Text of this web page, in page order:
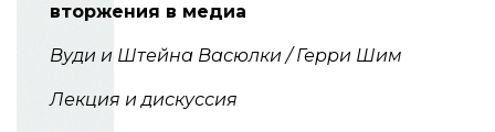
вторжения в медиа
Вуди и Штейна Васюлки / Герри Шим
Лекция и дискуссия